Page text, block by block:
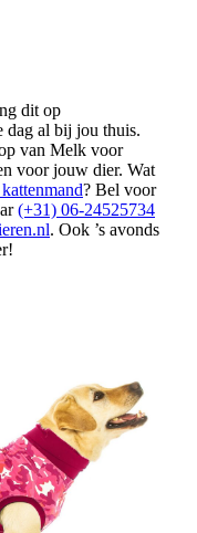
dit op
dag al bij jou thuis.
van Melk voor
voor jouw dier. Wat
? Bel voor
(+31) 06-24525734
. Ook ’s avonds